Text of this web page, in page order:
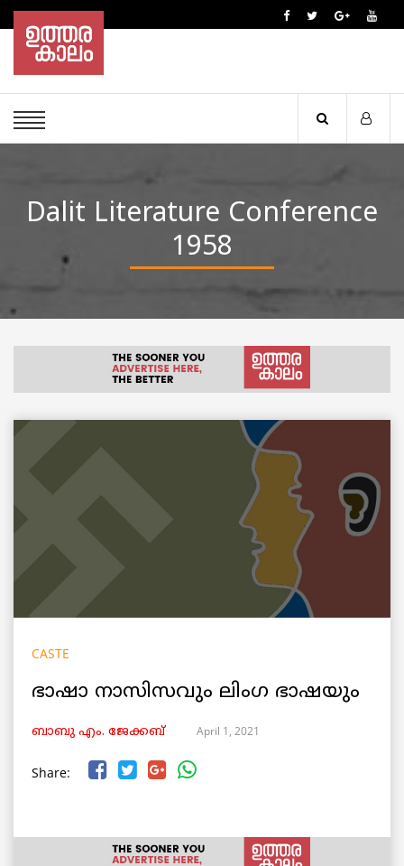
Dalit Literature Conference
1958
CASTE
ഭാഷാ നാസിസവും ലിംഗ ഭാഷയും
ബാബു എം. ജേക്കബ് April 1, 2021
Share: